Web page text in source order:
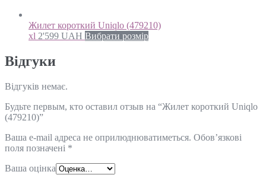
Жилет короткий Uniqlo (479210)
xl 2'599 UAH Вибрати розмір
Відгуки
Відгуків немає.
Будьте первым, кто оставил отзыв на “Жилет короткий Uniqlo
(479210)”
Ваша e-mail адреса не оприлюднюватиметься. Обов’язкові
поля позначені *
Ваша оцінка